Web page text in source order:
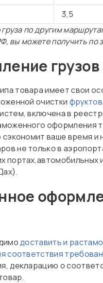
3,5
по другим
вы можете получить по
товара имеет свои
очистки фруктов
включена в
оформления
ваше время и
не только в
портах,автомобильных
доставить и
соответствия
декларацию о